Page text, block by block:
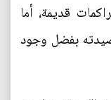
قديمة، أما
بفضل وجود